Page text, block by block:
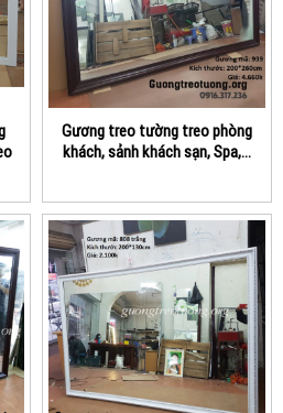
Gương treo tường treo phòng
khách, sảnh khách sạn, Spa,…